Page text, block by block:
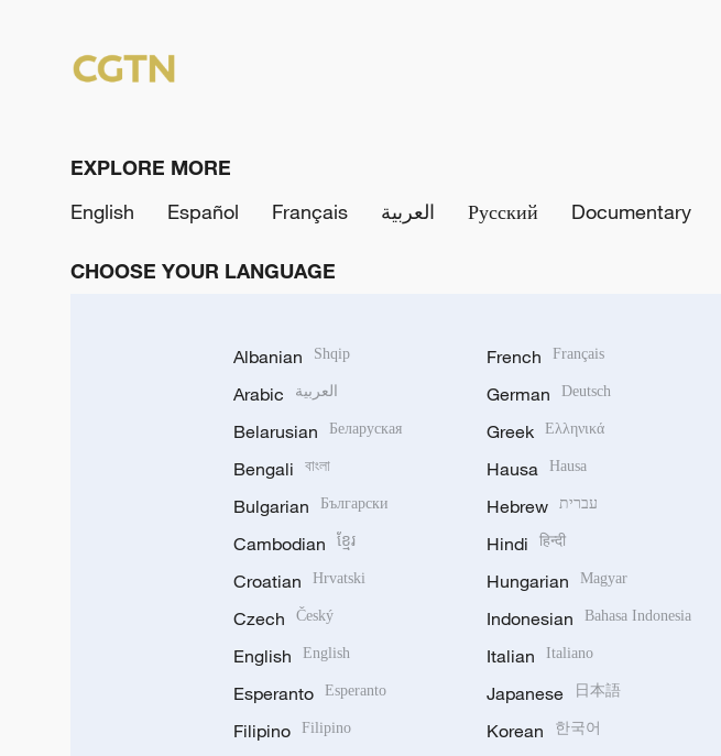
EXPLORE MORE
English
Español Français العربية Русский Documentary
CHOOSE YOUR LANGUAGE
Albanian Shqip
Arabic العربية
Belarusian Беларуская
Bengali বাংলা
Bulgarian Български
Cambodian ខ្មែរ
Croatian Hrvatski
Czech Český
English English
Esperanto Esperanto
Filipino Filipino
French Français
German Deutsch
Greek Ελληνικά
Hausa Hausa
Hebrew עברית
Hindi हिन्दी
Hungarian Magyar
Indonesian Bahasa Indonesia
Italian Italiano
Japanese 日本語
Korean 한국어